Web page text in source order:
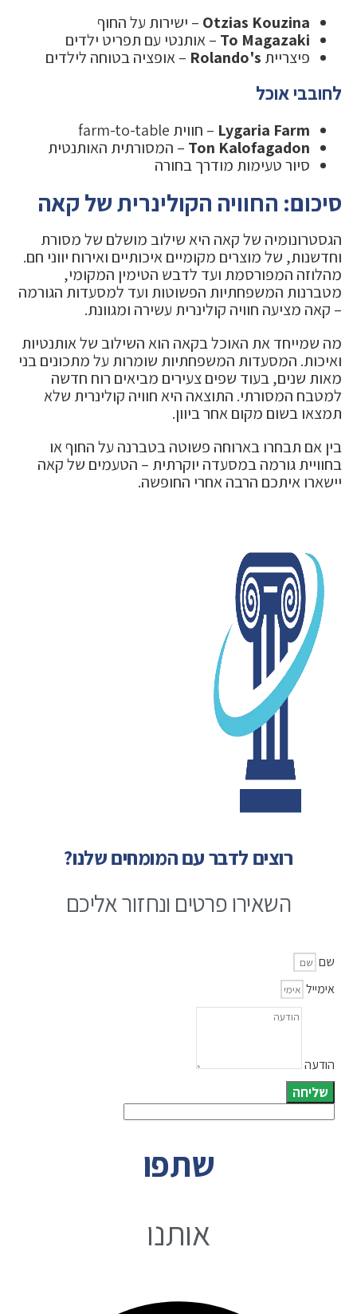
Otzias Kouzina – ישירות על החוף
To Magazaki – אותנטי עם תפריט ילדים
פיצריית Rolando's – אופציה בטוחה לילדים
לחובבי אוכל
Lygaria Farm – חווית farm-to-table
Ton Kalofagadon – המסורתית האותנטית
סיור טעימות מודרך בחורה
סיכום: החוויה הקולינרית של קאה
הגסטרונומיה של קאה היא שילוב מושלם של מסורת
וחדשנות, של מוצרים מקומיים איכותיים ואירוח יווני חם.
מהלוזה המפורסמת ועד לדבש הטימין המקומי,
מטברנות המשפחתיות הפשוטות ועד למסעדות הגורמה
– קאה מציעה חוויה קולינרית עשירה ומגוונת.
מה שמייחד את האוכל בקאה הוא השילוב של אותנטיות
ואיכות. המסעדות המשפחתיות שומרות על מתכונים בני
מאות שנים, בעוד שפים צעירים מביאים רוח חדשה
למטבח המסורתי. התוצאה היא חוויה קולינרית שלא
תמצאו בשום מקום אחר ביוון.
בין אם תבחרו בארוחה פשוטה בטברנה על החוף או
בחוויית גורמה במסעדה יוקרתית – הטעמים של קאה
יישארו איתכם הרבה אחרי החופשה.
רוצים לדבר עם המומחים שלנו?
השאירו פרטים ונחזור אליכם
שם
אימייל
הודעה
שליחה
שתפו
אותנו